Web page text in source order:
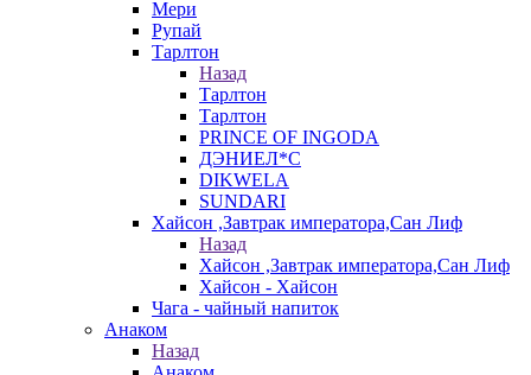
Мери
Рупай
Тарлтон
Назад
Тарлтон
Тарлтон
PRINCE OF INGODA
ДЭНИЕЛ*С
DIKWELA
SUNDARI
Хайсон ,Завтрак императора,Сан Лиф
Назад
Хайсон ,Завтрак императора,Сан Лиф
Хайсон - Хайсон
Чага - чайный напиток
Анаком
Назад